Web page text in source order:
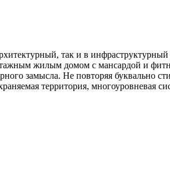
так и в
жилым домом с мансардой и
замысла. Не повторяя буквально
территория, многоуровневая